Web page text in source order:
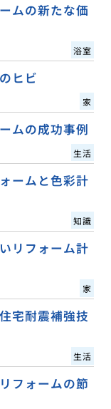
ムの新たな価
浴室
ヒビ
家
ムの成功事例
生活
ームと色彩計
知識
リフォーム計
家
宅耐震補強技
生活
フォームの節